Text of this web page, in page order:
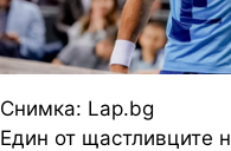
Снимка: Lap.bg
Един от щастливците